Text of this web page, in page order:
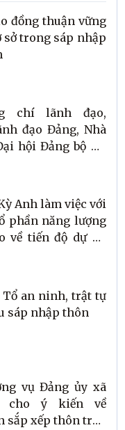
đồng thuận vững
sở trong sáp nhập
chí lãnh đạo,
đạo Đảng, Nhà
hội Đảng bộ Hà
Anh làm việc với
phần năng lượng
về tiến độ dự án
Tổ an ninh, trật tự
sáp nhập thôn
vụ Đảng ủy xã
cho ý kiến về
sắp xếp thôn trên